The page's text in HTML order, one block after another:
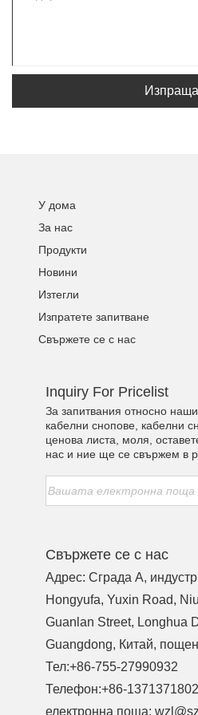
У дома
За нас
Продукти
Новини
Изтегли
Изпратете запитване
Свържете се с нас
Inquiry For Pricelist
За запитвания относно
кабелни снопове, кабелни
ценова листа, моля,
нас и ние ще се свържем в
Свържете се с нас
Адрес: Сграда A,
Hongyufa, Yuxin Road,
Guanlan Street, Longhua
Guangdong, Китай,
Тел:+86-755-27990932
Телефон:+86-
електронна поща: